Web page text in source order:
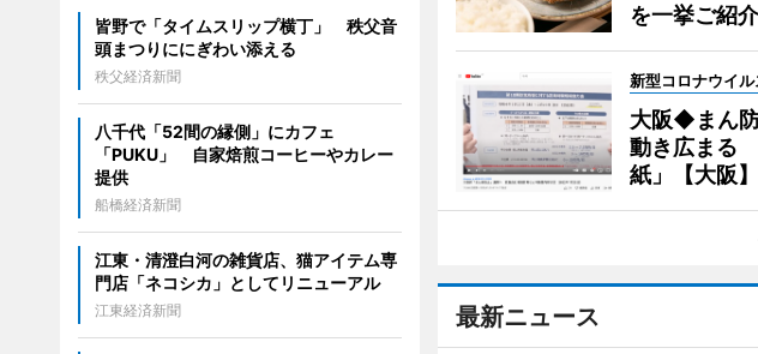
を一挙ご紹介
新型コロナウイル
大阪◆まん
動き広まる
紙」【大阪
最新ニュース
皆野で「タイムスリップ横丁」 秩父音
頭まつりににぎわい添える
秩父経済新聞
八千代「52間の縁側」にカフェ
「PUKU」 自家焙煎コーヒーやカレー
提供
船橋経済新聞
江東・清澄白河の雑貨店、猫アイテム専
門店「ネコシカ」としてリニューアル
江東経済新聞